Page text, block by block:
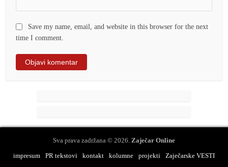
Save my name, email, and website in this browser for the next
time I comment.
Sva prava zadržana © 2026. Zaječar Online
impresum
PR tekstovi kontakt kolumne projekti Zaječarske VESTI